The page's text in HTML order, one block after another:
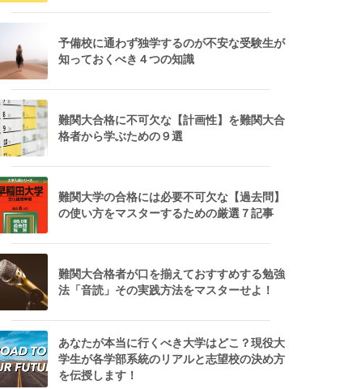
予備校に通わず独学するのが不安な受験生が
知っておくべき４つの知識
難関大合格に不可欠な【計画性】を難関大合
格者から学ぶための９選
難関大学の合格には必要不可欠な【過去問】
の使い方をマスターするための厳選７記事
難関大合格者が口を揃えておすすめする勉強
法「音読」その実践方法をマスターせよ！
あなたが本当に行くべき大学はどこ？現役大
学生が各学部系統のリアルと志望校の決め方
を伝授します！